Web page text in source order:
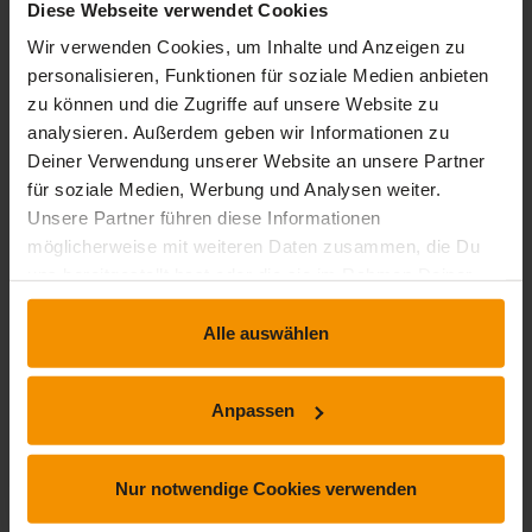
Diese Webseite verwendet Cookies
Wir verwenden Cookies, um Inhalte und Anzeigen zu
personalisieren, Funktionen für soziale Medien anbieten
zu können und die Zugriffe auf unsere Website zu
analysieren. Außerdem geben wir Informationen zu
Deiner Verwendung unserer Website an unsere Partner
für soziale Medien, Werbung und Analysen weiter.
Unsere Partner führen diese Informationen
möglicherweise mit weiteren Daten zusammen, die Du
Nutzung der Dienste gesammelt haben.
Alle auswählen
Anpassen
Nur notwendige Cookies verwenden
timelapse 0 Std. 20 Min. trending_up Einsteiger
inkl. MwSt. 9,
Sicher unterwegs in Herbst und Winter -